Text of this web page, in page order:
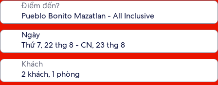
Điểm đến?
Ngày
Khách